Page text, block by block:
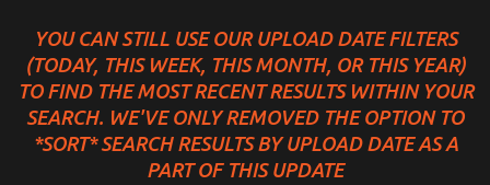
YOU CAN STILL USE OUR UPLOAD DATE FILTERS
(TODAY, THIS WEEK, THIS MONTH, OR THIS YEAR)
TO FIND THE MOST RECENT RESULTS WITHIN YOUR
SEARCH. WE'VE ONLY REMOVED THE OPTION TO
*SORT* SEARCH RESULTS BY UPLOAD DATE AS A
PART OF THIS UPDATE